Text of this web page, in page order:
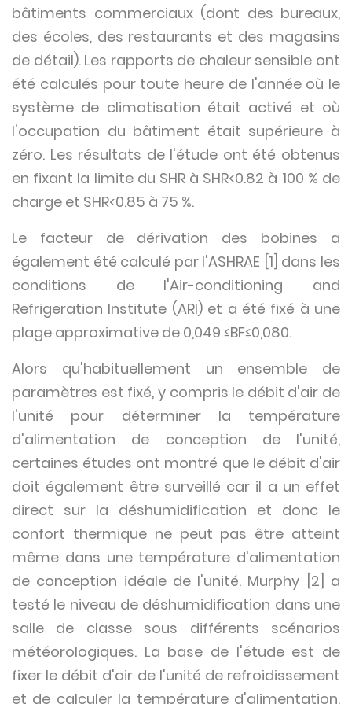
bâtiments commerciaux (dont des bureaux,
des écoles, des restaurants et des magasins
de détail). Les rapports de chaleur sensible ont
été calculés pour toute heure de l'année où le
système de climatisation était activé et où
l'occupation du bâtiment était supérieure à
zéro. Les résultats de l'étude ont été obtenus
en fixant la limite du SHR à SHR<0.82 à 100 % de
charge et SHR<0.85 à 75 %.
Le facteur de dérivation des bobines a
également été calculé par l'ASHRAE [1] dans les
conditions de l'Air-conditioning and
Refrigeration Institute (ARI) et a été fixé à une
plage approximative de 0,049 ≤BF≤0,080.
Alors qu'habituellement un ensemble de
paramètres est fixé, y compris le débit d'air de
l'unité pour déterminer la température
d'alimentation de conception de l'unité,
certaines études ont montré que le débit d'air
doit également être surveillé car il a un effet
direct sur la déshumidification et donc le
confort thermique ne peut pas être atteint
même dans une température d'alimentation
de conception idéale de l'unité. Murphy [2] a
testé le niveau de déshumidification dans une
salle de classe sous différents scénarios
météorologiques. La base de l'étude est de
fixer le débit d'air de l'unité de refroidissement
et de calculer la température d'alimentation.